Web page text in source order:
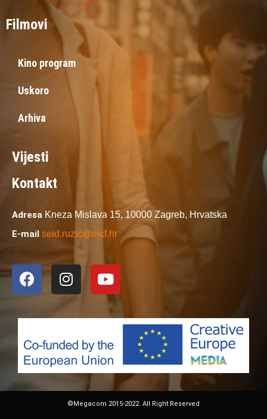
Filmovi
Kino program
Uskoro
Arhiva
Vijesti
Kontakt
Adresa Kneza Mislava 15, 10000 Zagreb, Hrvatska
E-mail seid.ruzic@mcf.hr
©Megacom 2015-2022. All Right Reserved